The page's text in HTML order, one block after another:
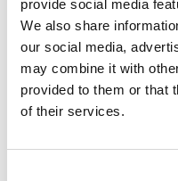
provide social media
We also share
our social media,
may combine it with
provided to them or that
of their services.